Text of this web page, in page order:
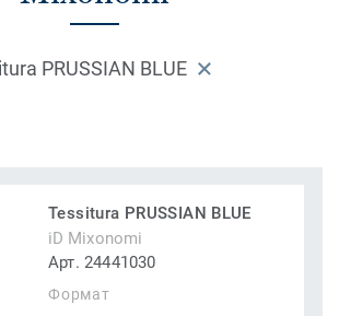
PRUSSIAN BLUE
Tessitura PRUSSIAN BLUE
iD Mixonomi
Арт. 24441030
Формат